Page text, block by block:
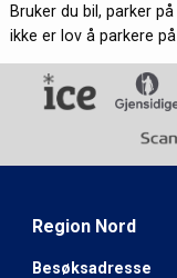
Bruker du bil, parker
ikke er lov å parkere
Region Nord
Besøksadresse